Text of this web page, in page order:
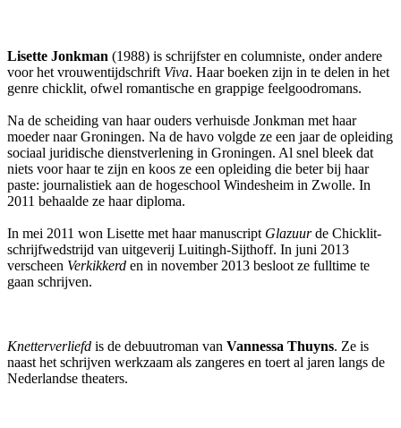
Lisette Jonkman (1988) is schrijfster en columniste, onder andere
voor het vrouwentijdschrift Viva. Haar boeken zijn in te delen in het
genre chicklit, ofwel romantische en grappige feelgoodromans.
Na de scheiding van haar ouders verhuisde Jonkman met haar
moeder naar Groningen. Na de havo volgde ze een jaar de opleiding
sociaal juridische dienstverlening in Groningen. Al snel bleek dat
niets voor haar te zijn en koos ze een opleiding die beter bij haar
paste: journalistiek aan de hogeschool Windesheim in Zwolle. In
2011 behaalde ze haar diploma.
In mei 2011 won Lisette met haar manuscript Glazuurde Chicklit-
schrijfwedstrijd van uitgeverij Luitingh-Sijthoff. In juni 2013
verscheen Verkikkerd en in november 2013 besloot ze fulltime te
gaan schrijven.
Knetterverliefd is de debuutroman van Vannessa Thuyns. Ze is
naast het schrijven werkzaam als zangeres en toert al jaren langs de
Nederlandse theaters.